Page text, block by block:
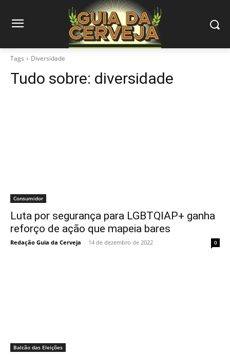
Tags Diversidade
Tudo sobre: diversidade
Consumidor
Luta por segurança para LGBTQIAP+ ganha
reforço de ação que mapeia bares
Redação Guia da Cerveja - 14 de dezembro de 2022 0
Balcão das Eleições